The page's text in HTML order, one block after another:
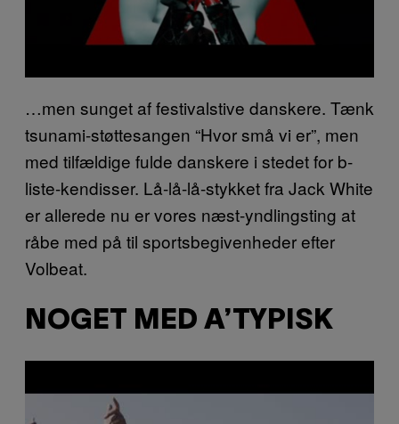
…men sunget af festivalstive danskere. Tænk
tsunami-støttesangen “Hvor små vi er”, men
med tilfældige fulde danskere i stedet for b-
liste-kendisser. Lå-lå-lå-stykket fra Jack White
er allerede nu er vores næst-yndlingsting at
råbe med på til sportsbegivenheder efter
Volbeat.
NOGET MED A’TYPISK
a